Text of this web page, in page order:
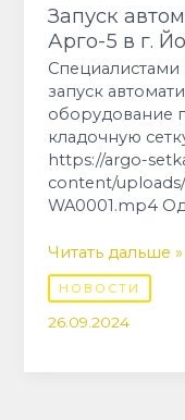
Запуск
Арго-5 в г.
запуск
оборудование
кладочную
https://argo-
content/
WA0001.mp4
машины
Арго-5
в
Йошкар-
Ола.
Читать дальше »
НОВОСТИ
26.09.2024